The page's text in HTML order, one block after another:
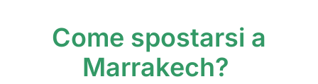
Come spostarsi a
Marrakech?